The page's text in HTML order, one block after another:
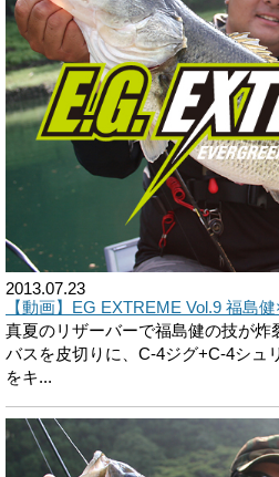
2013.07.23
【動画】EG EXTREME Vol.9 福島
真夏のリザーバーで福島健の技が
バスを皮切りに、C-4ジグ+C-4シュ
をキ...